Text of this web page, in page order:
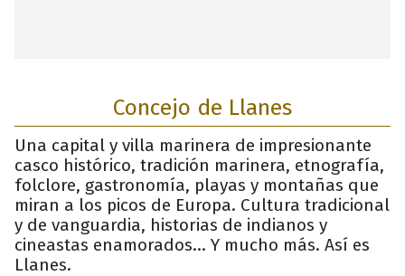
Concejo de Llanes
Una capital y villa marinera de impresionante
casco histórico, tradición marinera, etnografía,
folclore, gastronomía, playas y montañas que
miran a los picos de Europa. Cultura tradicional
y de vanguardia, historias de indianos y
cineastas enamorados... Y mucho más. Así es
Llanes.